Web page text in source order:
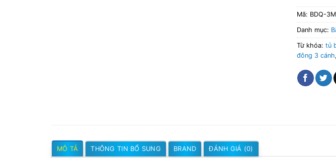
Mã: BDQ-
Danh mục:
Từ khóa: tủ
đông 3 cánh,
MÔ TẢ THÔNG TIN BỔ SUNG BRAND ĐÁNH GIÁ (0)